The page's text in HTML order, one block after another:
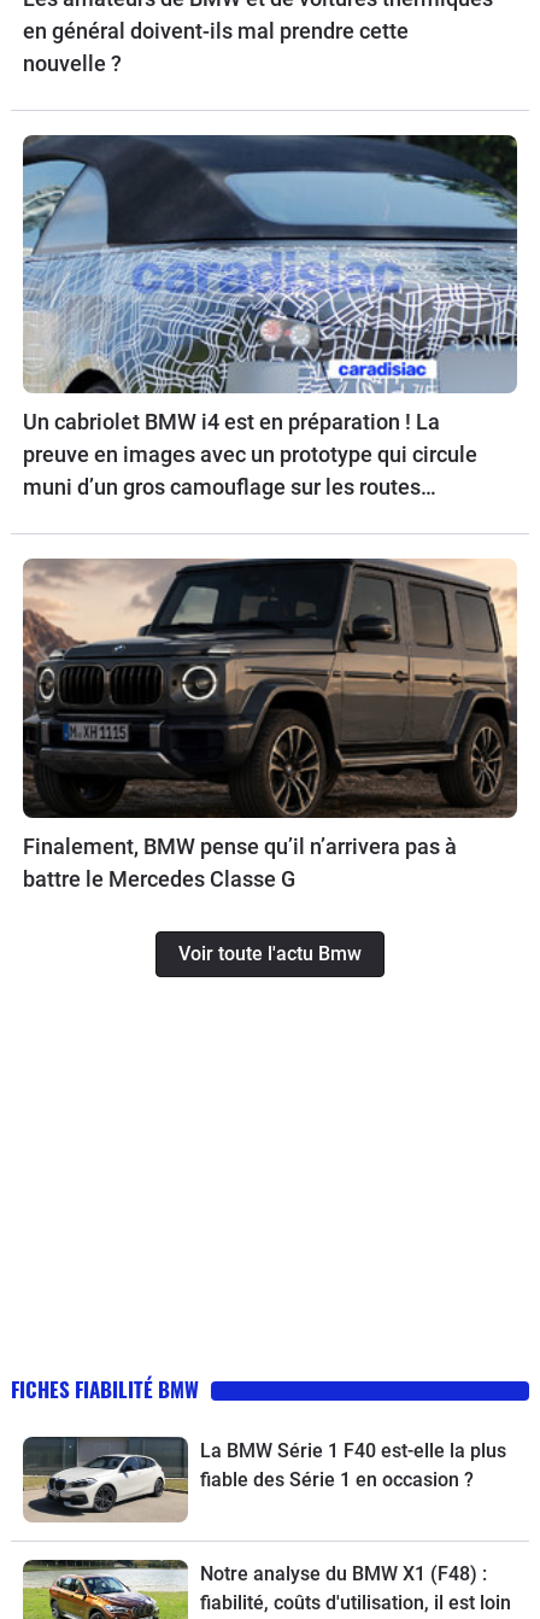
en général doivent-ils mal prendre cette
nouvelle ?
Un cabriolet BMW i4 est en préparation ! La
preuve en images avec un prototype qui circule
muni d’un gros camouflage sur les routes
Finalement, BMW pense qu’il n’arrivera pas à
battre le Mercedes Classe G
Voir toute l'actu Bmw
FICHES FIABILITÉ BMW
La BMW Série 1 F40 est-elle la plus
fiable des Série 1 en occasion ?
Notre analyse du BMW X1 (F48) :
fiabilité, coûts d'utilisation, il est loin